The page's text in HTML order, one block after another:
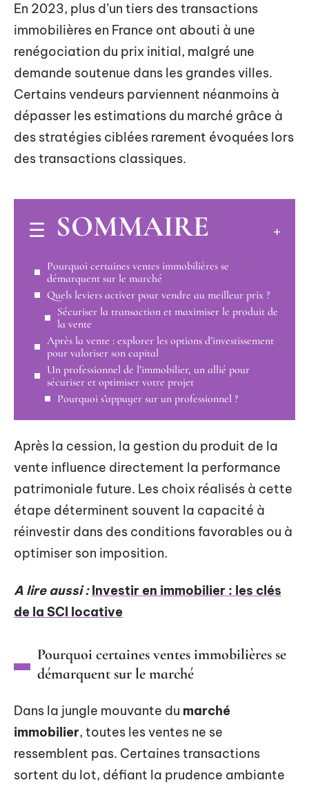
En 2023, plus d’un tiers des transactions
immobilières en France ont abouti à une
renégociation du prix initial, malgré une
demande soutenue dans les grandes villes.
Certains vendeurs parviennent néanmoins à
dépasser les estimations du marché grâce à
des stratégies ciblées rarement évoquées lors
des transactions classiques.
SOMMAIRE
Pourquoi certaines ventes immobilières se
démarquent sur le marché
Quels leviers activer pour vendre au meilleur prix ?
Sécuriser la transaction et maximiser le produit de
la vente
Après la vente : explorer les options d’investissement
pour valoriser son capital
Un professionnel de l’immobilier, un allié pour
sécuriser et optimiser votre projet
Pourquoi s’appuyer sur un professionnel ?
Après la cession, la gestion du produit de la
vente influence directement la performance
patrimoniale future. Les choix réalisés à cette
étape déterminent souvent la capacité à
réinvestir dans des conditions favorables ou à
optimiser son imposition.
A lire aussi : Investir en immobilier : les clés
de la SCI locative
Pourquoi certaines ventes immobilières se
démarquent sur le marché
Dans la jungle mouvante du marché
immobilier, toutes les ventes ne se
ressemblent pas. Certaines transactions
sortent du lot, défiant la prudence ambiante